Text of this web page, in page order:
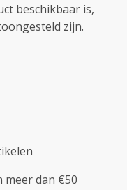
beschikbaar is,
zijn.
dan €50